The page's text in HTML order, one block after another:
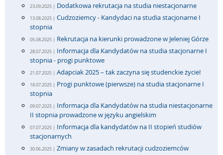
23.09.2025 | Dodatkowa rekrutacja na studia niestacjonarne
13.08.2025 | Cudzoziemcy - Kandydaci na studia stacjonarne I
stopnia
05.08.2025 | Rekrutacja na kierunki prowadzone w Jeleniej Górze
28.07.2025 | Informacja dla Kandydatów na studia stacjonarne I
stopnia - progi punktowe
21.07.2025 | Adapciak 2025 – tak zaczyna się studenckie życie!
18.07.2025 | Progi punktowe (pierwsze) na studia stacjonarne I
stopnia
09.07.2025 | Informacja dla Kandydatów na studia niestacjonarne
II stopnia prowadzone w języku angielskim
07.07.2025 | Informacja dla kandydatów na II stopień studiów
stacjonarnych
30.06.2025 | Zmiany w zasadach rekrutacji cudzoziemców